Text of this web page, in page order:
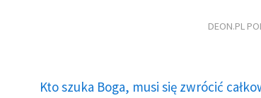
DEON.PL
Kto szuka Boga, musi się zwrócić